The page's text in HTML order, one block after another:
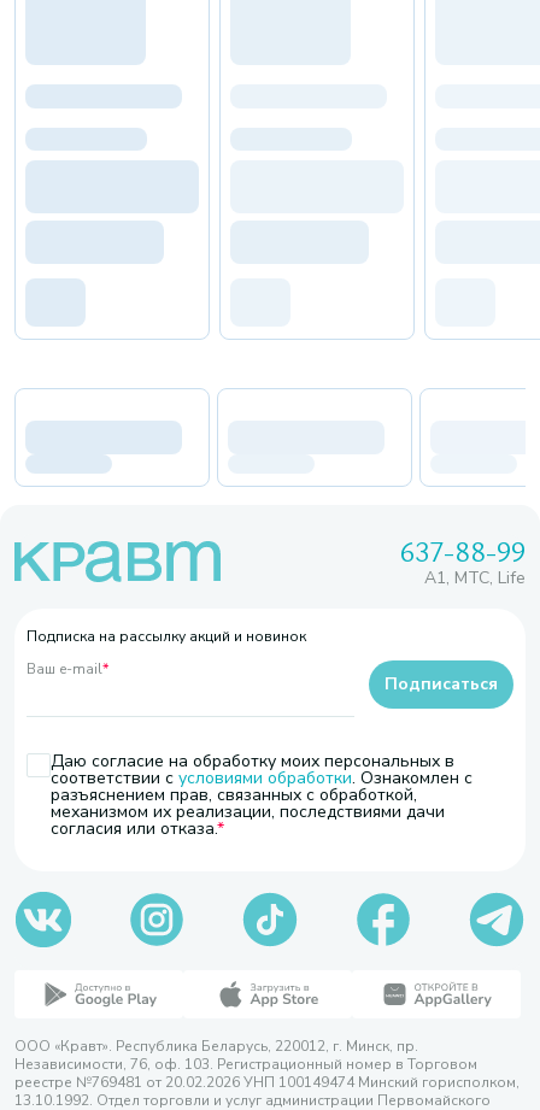
637-88-99
A1, МТС, Life
Подписка на рассылку акций и новинок
Ваш e-mail*
Даю согласие на обработку моих персональных в
соответствии с условиями обработки. Ознакомлен с
разъяснением прав, связанных с обработкой,
механизмом их реализации, последствиями дачи
согласия или отказа.
Подписаться
ООО «Кравт». Республика Беларусь, 220012, г. Минск, пр.
Независимости, 76, оф. 103. Регистрационный номер в Торговом
реестре №769481 от 20.02.2026 УНП 100149474 Минский горисполком,
13.10.1992. Отдел торговли и услуг администрации Первомайского